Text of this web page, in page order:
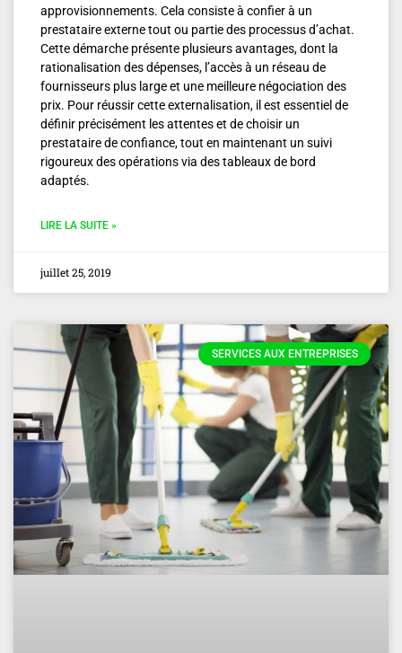
approvisionnements. Cela consiste à confier à un
prestataire externe tout ou partie des processus d’achat.
Cette démarche présente plusieurs avantages, dont la
rationalisation des dépenses, l’accès à un réseau de
fournisseurs plus large et une meilleure négociation des
prix. Pour réussir cette externalisation, il est essentiel de
définir précisément les attentes et de choisir un
prestataire de confiance, tout en maintenant un suivi
rigoureux des opérations via des tableaux de bord
adaptés.
LIRE LA SUITE »
juillet 25, 2019
SERVICES AUX ENTREPRISES